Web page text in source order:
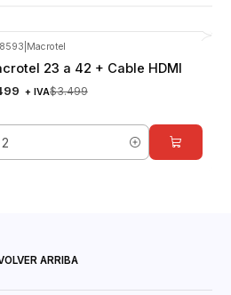
8593 Macrotel
23 a 42 + Cable HDMI
+ IVA$3.499
ARRIBA